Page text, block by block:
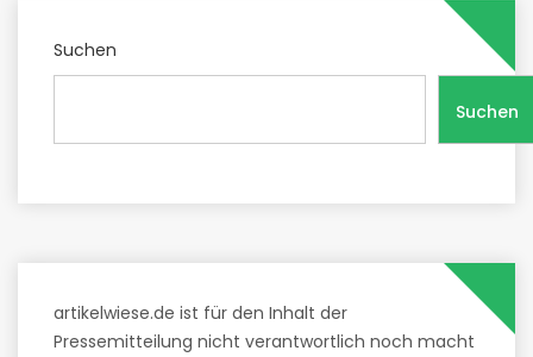
Suchen
Suchen
artikelwiese.de ist für den Inhalt der
Pressemitteilung nicht verantwortlich noch macht